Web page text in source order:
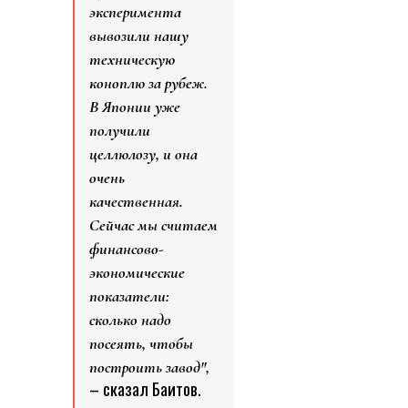
эксперимента
вывозили нашу
техническую
коноплю за рубеж.
В Японии уже
получили
целлюлозу, и она
очень
качественная.
Сейчас мы считаем
финансово-
экономические
показатели:
сколько надо
посеять, чтобы
построить завод",
– сказал Баитов.